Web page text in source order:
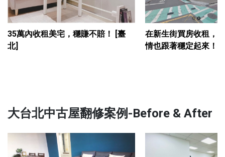
35萬內收租美宅，穩賺不賠！
[臺
北]
在新生街買房收租，
情也跟著穩定起來！
大台北中古屋翻修案例-Before & After